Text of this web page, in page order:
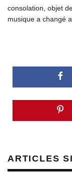
consolation, objet
musique a changé
ARTICLES